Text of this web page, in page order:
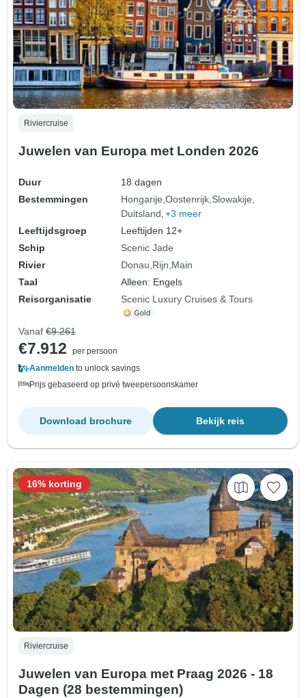
Riviercruise
Juwelen van Europa met Londen 2026
Duur
18 dagen
Bestemmingen
Hongarije Oostenrijk Slowakije
Duitsland +3 meer
Leeftijdsgroep
Leeftijden 12+
Schip
Scenic Jade
Rivier
Donau Rijn Main
Taal
Alleen: Engels
Reisorganisatie
Scenic Luxury Cruises & Tours
Vanaf €9.261
€7.912
per persoon
Aanmelden to unlock savings
Prijs gebaseerd op privé tweepersoonskamer
Bekijk reis
Download brochure
Riviercruise
Juwelen van Europa met Praag 2026 - 18
Dagen (28 bestemmingen)
16% korting